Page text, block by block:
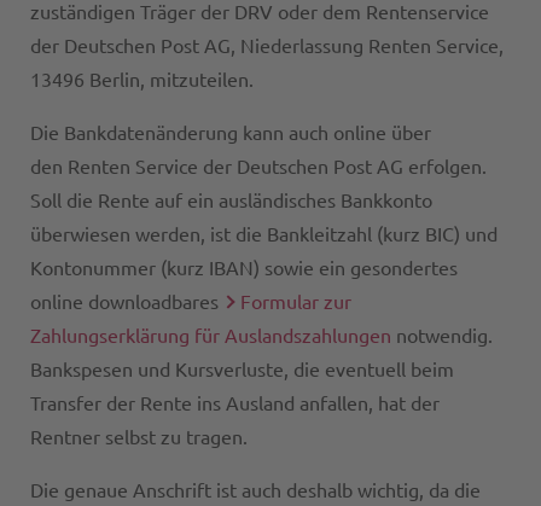
zuständigen Träger der DRV oder dem Rentenservice
der Deutschen Post AG, Niederlassung Renten Service,
13496 Berlin, mitzuteilen.
Die Bankdatenänderung kann auch online über
den Renten Service der Deutschen Post AG erfolgen.
Soll die Rente auf ein ausländisches Bankkonto
überwiesen werden, ist die Bankleitzahl (kurz BIC) und
Kontonummer (kurz IBAN) sowie ein gesondertes
online downloadbares
Formular zur
Zahlungserklärung für Auslandszahlungen notwendig.
Bankspesen und Kursverluste, die eventuell beim
Transfer der Rente ins Ausland anfallen, hat der
Rentner selbst zu tragen.
Die genaue Anschrift ist auch deshalb wichtig, da die